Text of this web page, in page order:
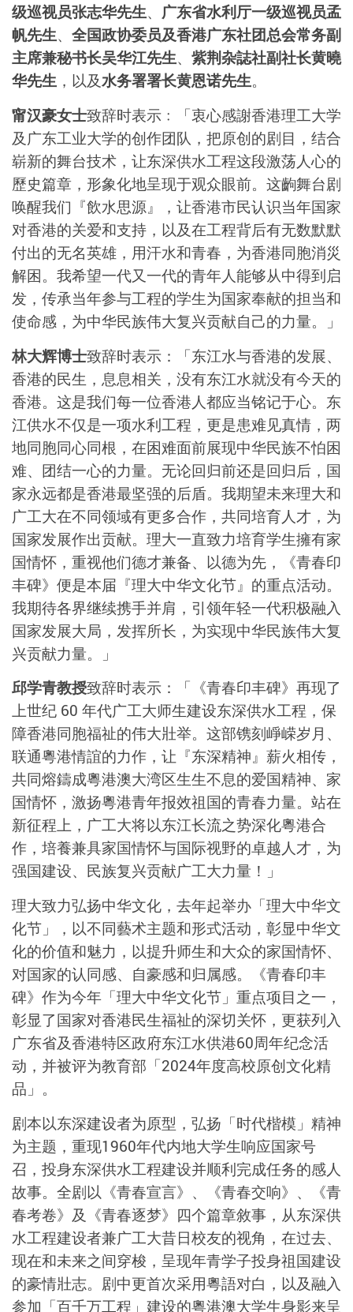
级巡视员张志华先生、 广东省水利厅一级巡视员孟
帆先生、 全国政协委员及香港广东社团总会常务副
主席兼秘书长吴华江先生、 紫荆杂誌社副社长黄曉
华先生 ，以及水务署署长黄恩诺先生。
甯汉豪女士致辞时表示﹕「衷心感謝香港理工大学
及广东工业大学的创作团队，把原创的剧目，结合
崭新的舞台技术，让东深供水工程这段激荡人心的
歷史篇章，形象化地呈现于观众眼前。这齣舞台剧
唤醒我们『飲水思源』，让香港市民认识当年国家
对香港的关爱和支持，以及在工程背后有无数默默
付出的无名英雄，用汗水和青春，为香港同胞消災
解困。我希望一代又一代的青年人能够从中得到启
发，传承当年参与工程的学生为国家奉献的担当和
使命感，为中华民族伟大复兴贡献自己的力量。」
林大辉博士致辞时表示：「东江水与香港的发展、
香港的民生，息息相关，没有东江水就没有今天的
香港。这是我们每一位香港人都应当铭记于心。东
江供水不仅是一项水利工程，更是患难见真情，两
地同胞同心同根，在困难面前展现中华民族不怕困
难、团结一心的力量。无论回归前还是回归后，国
家永远都是香港最坚强的后盾。我期望未来理大和
广工大在不同领域有更多合作，共同培育人才，为
国家发展作出贡献。理大一直致力培育学生擁有家
国情怀，重视他们德才兼备、以德为先，《青春印
丰碑》便是本届『理大中华文化节』的重点活动。
我期待各界继续携手并肩，引领年轻一代积极融入
国家发展大局，发挥所长，为实现中华民族伟大复
兴贡献力量。」
邱学青教授致辞时表示：「《青春印丰碑》再现了
上世纪 60 年代广工大师生建设东深供水工程，保
障香港同胞福祉的伟大壯举。这部镌刻崢嵘岁月、
联通粵港情誼的力作，让『东深精神』薪火相传，
共同熔鑄成粵港澳大湾区生生不息的爱国精神、家
国情怀，激扬粵港青年报效祖国的青春力量。站在
新征程上，广工大将以东江长流之势深化粵港合
作，培養兼具家国情怀与国际视野的卓越人才，为
强国建设、民族复兴贡献广工大力量！」
理大致力弘扬中华文化，去年起举办「理大中华文
化节」，以不同藝术主题和形式活动，彰显中华文
化的价值和魅力，以提升师生和大众的家国情怀、
对国家的认同感、自豪感和归属感。《青春印丰
碑》作为今年「理大中华文化节」重点项目之一，
彰显了国家对香港民生福祉的深切关怀，更获列入
广东省及香港特区政府东江水供港60周年纪念活
动，并被评为教育部「2024年度高校原创文化精
品」。
剧本以东深建设者为原型，弘扬「时代楷模」精神
为主题，重现1960年代内地大学生响应国家号
召，投身东深供水工程建设并顺利完成任务的感人
故事。全剧以《青春宣言》、《青春交响》、《青
春考卷》及《青春逐梦》四个篇章敘事，从东深供
水工程建设者兼广工大昔日校友的视角，在过去、
现在和未来之间穿梭，呈现年青学子投身祖国建设
的豪情壯志。剧中更首次采用粵語对白，以及融入
参加「百千万工程」建设的粵港澳大学生身影来呈